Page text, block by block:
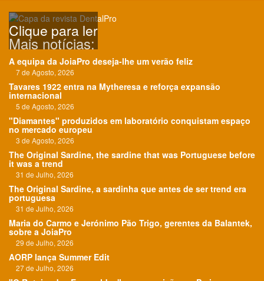
Clique para ler
Mais notícias:
A equipa da JoiaPro deseja-lhe um verão feliz
7 de Agosto, 2026
Tavares 1922 entra na Mytheresa e reforça expansão
internacional
5 de Agosto, 2026
"Diamantes" produzidos em laboratório conquistam espaço
no mercado europeu
3 de Agosto, 2026
The Original Sardine, the sardine that was Portuguese before
it was a trend
31 de Julho, 2026
The Original Sardine, a sardinha que antes de ser trend era
portuguesa
31 de Julho, 2026
Maria do Carmo e Jerónimo Pão Trigo, gerentes da Balantek,
sobre a JoiaPro
29 de Julho, 2026
AORP lança Summer Edit
27 de Julho, 2026